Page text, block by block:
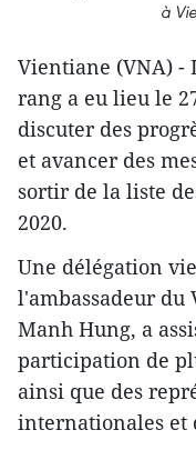
à
Vientiane (VNA) -
rang a eu lieu le
discuter des
et avancer des
sortir d​e la liste
2020.
Une délégation
l'ambassadeur du
Manh Hung, a
participation de
ainsi que des
internationales et